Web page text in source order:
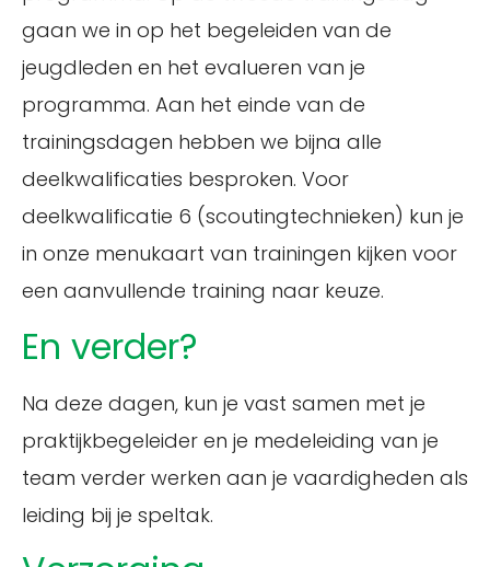
gaan we in op het begeleiden van de
jeugdleden en het evalueren van je
programma. Aan het einde van de
trainingsdagen hebben we bijna alle
deelkwalificaties besproken. Voor
deelkwalificatie 6 (scoutingtechnieken) kun je
in onze menukaart van trainingen kijken voor
een aanvullende training naar keuze.
En verder?
Na deze dagen, kun je vast samen met je
praktijkbegeleider en je medeleiding van je
team verder werken aan je vaardigheden als
leiding bij je speltak.